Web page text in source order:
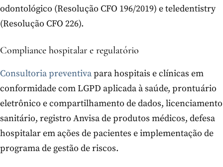
odontológico (Resolução CFO 196/2019) e teledentistry
(Resolução CFO 226).
Compliance hospitalar e regulatório
Consultoria preventivapara hospitais e clínicas em
conformidade com LGPD aplicada à saúde, prontuário
eletrônico e compartilhamento de dados, licenciamento
sanitário, registro Anvisa de produtos médicos, defesa
hospitalar em ações de pacientes e implementação de
programa de gestão de riscos.